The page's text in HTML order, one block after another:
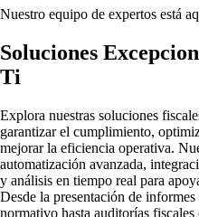
Nuestro equipo de expertos está
Soluciones
Ti
Explora nuestras soluciones
garantizar el cumplimiento,
mejorar la eficiencia operativa.
automatización avanzada,
y análisis en tiempo real para
Desde la presentación de
normativo hasta auditorías